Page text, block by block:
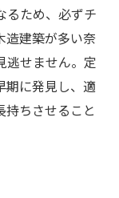
るため、必ずチ
造建築が多い奈
逃せません。定
期に発見し、適
ちさせること